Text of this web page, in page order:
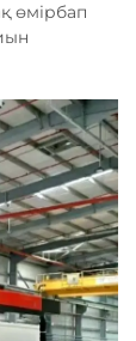
өмірбап